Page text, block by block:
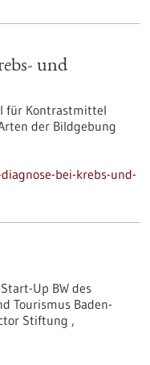
und
für Kontrastmittel
der Bildgebung
bei-krebs-und-
Start-Up BW des
Tourismus Baden-
Stiftung ,